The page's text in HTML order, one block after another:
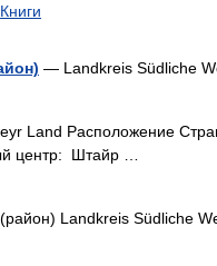
Книги
— Landkreis Südliche
Land Расположение
центр: Штайр …
Landkreis Südliche